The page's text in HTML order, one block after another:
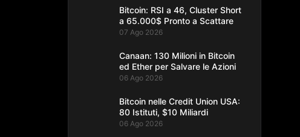
Bitcoin: RSI a 46, Cluster Short
a 65.000$ Pronto a Scattare
07 Ago 2026
Canaan: 130 Milioni in Bitcoin
ed Ether per Salvare le Azioni
06 Ago 2026
Bitcoin nelle Credit Union USA:
80 Istituti, $10 Miliardi
06 Ago 2026